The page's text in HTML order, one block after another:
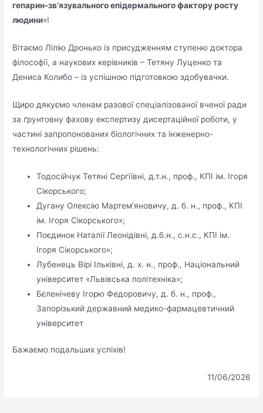
гепарин-зв’язувального епідермального фактору росту
людини»!
Вітаємо Лілію Дронько із присудженням ступеню доктора
філософії, а наукових керівників – Тетяну Луценко та
Дениса Колибо – із успішною підготовкою здобувачки.
Щиро дякуємо членам разової спеціалізованої вченої ради
за ґрунтовну фахову експертизу дисертаційної роботи, у
частині запропонованих біологічних та інженерно-
технологічних рішень:
Тодосійчук Тетяні Сергіївні, д.т.н., проф., КПІ ім. Ігоря
Сікорського;
Дугану Олексію Мартем’яновичу, д. б. н., проф., КПІ
ім. Ігоря Сікорського»;
Поєдинок Наталії Леонідівні, д.б.н., с.н.с., КПІ ім.
Ігоря Сікорського»;
Лубенець Вірі Ільківні, д. х. н., проф., Національний
університет «Львівська політехніка»;
Бєленічеву Ігорю Федоровичу, д. б. н., проф.,
Запорізький державний медико-фармацевтичний
університет
Бажаємо подальших успіхів!
11/06/2026